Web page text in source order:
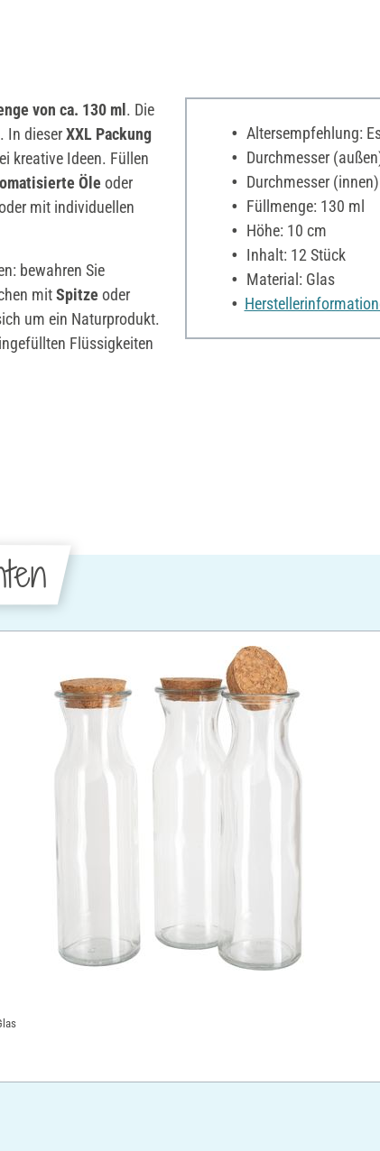
von ca. 130 ml. Die
In dieserXXL Packung
kreative Ideen. Füllen
Öle oder
mit individuellen
bewahren Sie
mitSpitze oder
um ein Naturprodukt.
Flüssigkeiten
Altersempfehlung:
Durchmesser
Durchmesser
Füllmenge: 130 ml
Höhe: 10 cm
Inhalt: 12 Stück
Material: Glas